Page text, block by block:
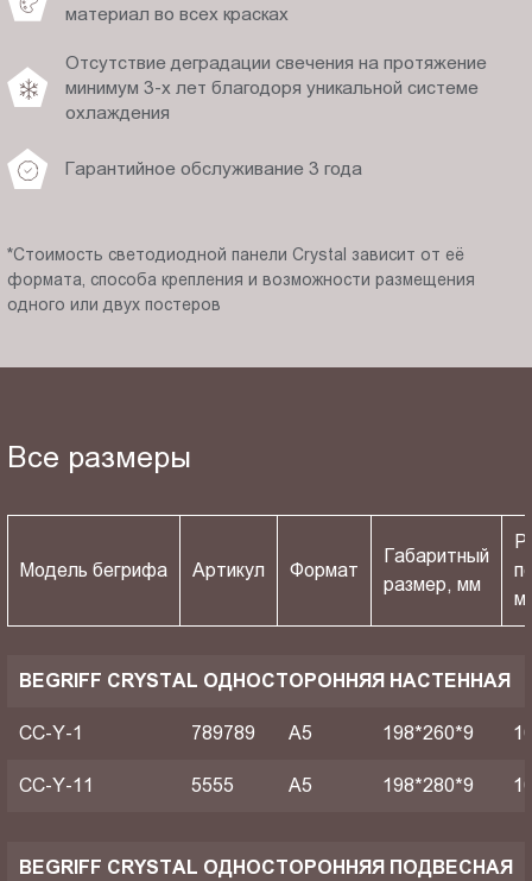
материал во всех красках
Отсутствие деградации свечения на протяжение
минимум 3-х лет благодоря уникальной системе
охлаждения
Гарантийное обслуживание 3 года
*Стоимость светодиодной панели Crystal зависит от её
формата, способа крепления и возможности размещения
одного или двух постеров
Все размеры
Модель бегрифа Артикул Формат
Габаритный
размер, мм
BEGRIFF CRYSTAL ОДНОСТОРОННЯЯ НАСТЕННАЯ
CC-Y-1 789789 A5 198*260*9
CC-Y-11 5555 A5 198*280*9
BEGRIFF CRYSTAL ОДНОСТОРОННЯЯ ПОДВЕСНАЯ